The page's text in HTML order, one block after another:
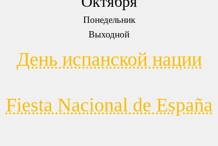
Понедельник
Выходной
День испанской нации
Fiesta Nacional de España